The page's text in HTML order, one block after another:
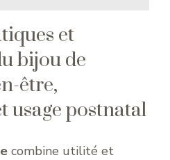
et
bijou de
être,
usage postnatal
combine utilité et